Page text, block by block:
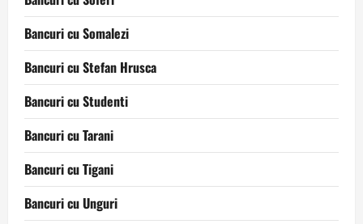
Bancuri cu Somalezi
Bancuri cu Stefan Hrusca
Bancuri cu Studenti
Bancuri cu Tarani
Bancuri cu Tigani
Bancuri cu Unguri